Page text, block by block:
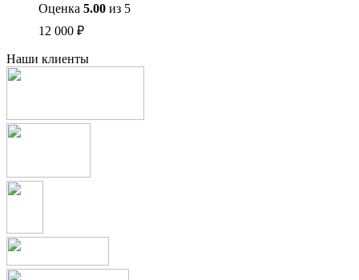
Оценка 5.00 из 5
12 000 ₽
Наши клиенты